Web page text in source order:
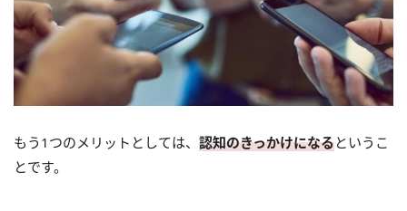
もう1つのメリットとしては、 認知のきっかけになるというこ
とです。